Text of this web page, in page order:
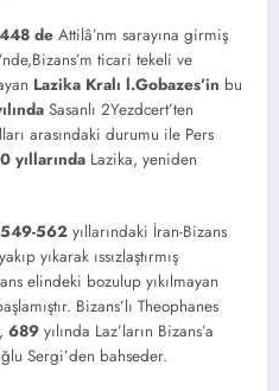
448 de Attilâ’nm sarayına girmiş
ticari tekeli ve
Lazika Kralı l.Gobazes’in bu
Sasanlı 2Yezdcert’ten
arasındaki durumu ile Pers
yıllarında Lazika, yeniden
549-562 yıllarındaki İran-Bizans
yıkarak ıssızlaştırmış
elindeki bozulup yıkılmayan
Bizans’lı Theophanes
689 yılında Laz’ların Bizans’a
Sergi’den bahseder.